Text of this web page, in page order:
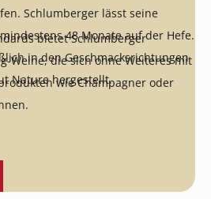
Schlumberger lässt seine
48 Monate auf der Hefe.
in den Geschmacksrichtungen
Nature hergestellt.
bietet Schlumberger
Weine, die sich ohne Weiteres mit
wie Champagner oder